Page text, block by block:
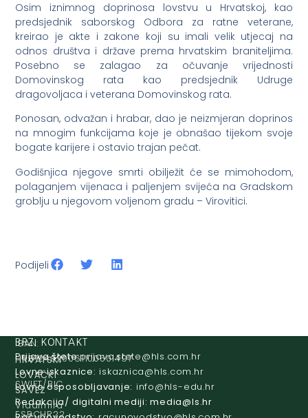
Osim iznimnog doprinosa lovstvu u Hrvatskoj, kao
predsjednik saborskog Odbora za ratne veterane,
kreirao je akte i zakone koji su imali velik utjecaj na
odnos društva i države prema hrvatskim braniteljima.
Posebno se zalagao za očuvanje vrijednosti
Domovinskog rata kao predsjednik Udruge
dragovoljaca i veterana Domovinskog rata.
Ponosan, odvažan i hrabar, dao je neizmjeran doprinos
na mnogim funkcijama koje je obnašao tijekom svoje
bogate karijere i ostavio trajan pečat.
Godišnjica njegove smrti obilježit će se mimohodom,
polaganjem vijenaca i paljenjem svijeća na Gradskom
groblju u njegovom voljenom gradu – Virovitici.
Podijeli
HRVATSKI
LOVAČKI
SAVEZ
Vladimira
IBAN:
HR8124020061100501497
SWIFT/BIC
:
ESBCHR22
BRZI KONTAKT
Prijava štete: rh.moc.slh
@etets.avajirp
Lovne iskaznice:
rh.moc.slh
@acinzaksi
Lovno osposobljavanje:
rh.ude-slh
@ofni
Redakcija/ digitalni mediji:
rh.sl
@aidem